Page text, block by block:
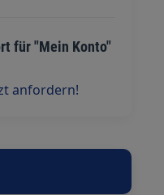
für "Mein Konto"
anfordern!